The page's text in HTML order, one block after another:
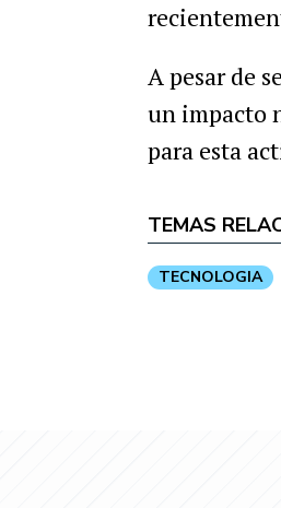
A pesar de
un impacto
para esta
TEMAS
TECNOLOGIA